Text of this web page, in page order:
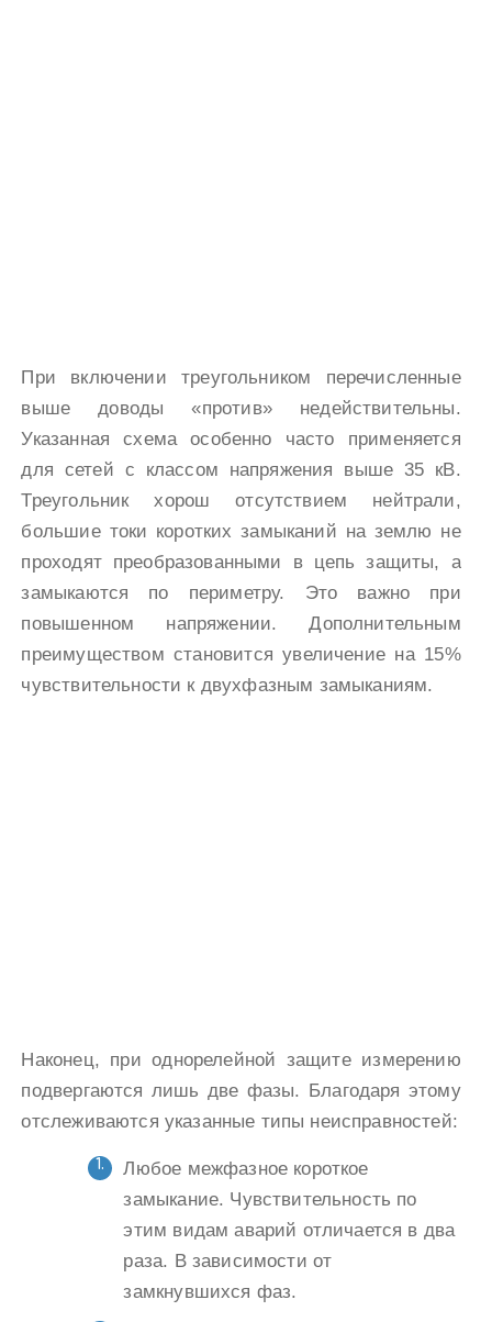
При включении треугольником перечисленные
выше доводы «против» недействительны.
Указанная схема особенно часто применяется
для сетей с классом напряжения выше 35 кВ.
Треугольник хорош отсутствием нейтрали,
большие токи коротких замыканий на землю не
проходят преобразованными в цепь защиты, а
замыкаются по периметру. Это важно при
повышенном напряжении. Дополнительным
преимуществом становится увеличение на 15%
чувствительности к двухфазным замыканиям.
Наконец, при однорелейной защите измерению
подвергаются лишь две фазы. Благодаря этому
отслеживаются указанные типы неисправностей:
Любое межфазное короткое
замыкание. Чувствительность по
этим видам аварий отличается в два
раза. В зависимости от
замкнувшихся фаз.